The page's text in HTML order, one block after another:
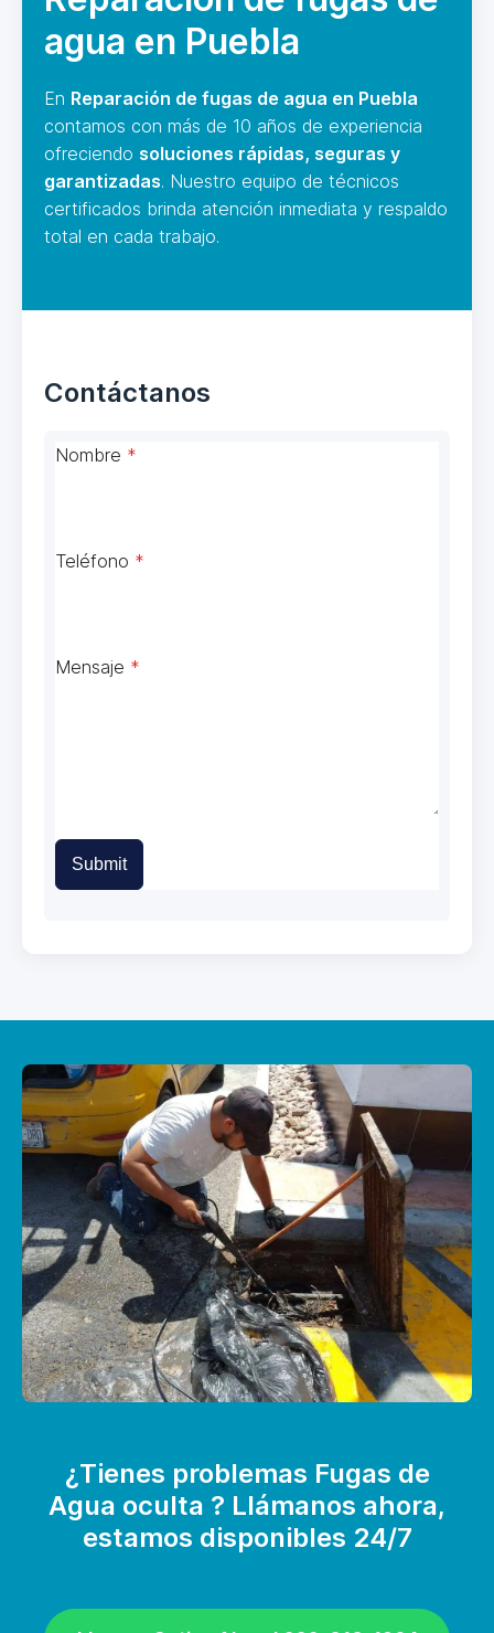
agua en Puebla
En Reparación de fugas de agua en Puebla
contamos con más de 10 años de experiencia
ofreciendo soluciones rápidas, seguras y
garantizadas. Nuestro equipo de técnicos
certificados brinda atención inmediata y respaldo
total en cada trabajo.
Contáctanos
Nombre *
Teléfono *
Mensaje *
Submit
¿Tienes problemas Fugas de
Agua oculta ? Llámanos ahora,
estamos disponibles 24/7